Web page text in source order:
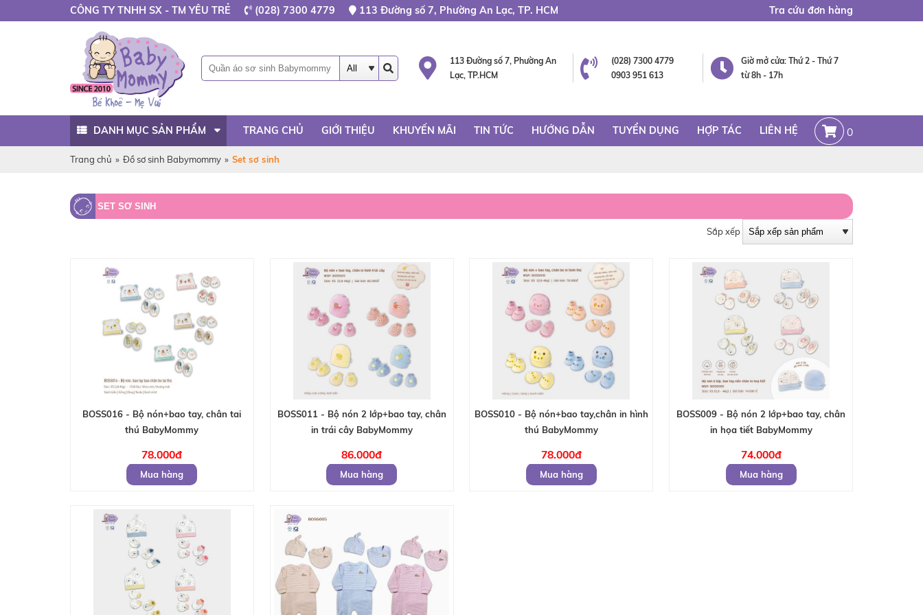
CÔNG TY TNHH SX - TM YÊU TRẺ (028) 7300 4779 113 Đường số 7, Phường An Lạc, TP. HCM Tra cứu đơn hàng
113 Đường số 7, Phường An
Lạc, TP.HCM
(028) 7300 4779
0903 951 613
Giờ mở cửa: Thứ 2 - Thứ 7
từ 8h - 17h
DANH MỤC SẢN PHẨM TRANG CHỦ GIỚI THIỆU KHUYẾN MÃI TIN TỨC HƯỚNG DẪN TUYỂN DỤNG HỢP TÁC LIÊN HỆ 0
Trang chủ » Đồ sơ sinh Babymommy » Set sơ sinh
SET SƠ SINH
Sắp xếp
BOSS016 - Bộ nón+bao tay, chân tai
thú BabyMommy
78.000đ
Mua hàng
BOSS011 - Bộ nón 2 lớp+bao tay, chân
in trái cây BabyMommy
86.000đ
Mua hàng
BOSS010 - Bộ nón+bao tay,chân in hình
thú BabyMommy
78.000đ
Mua hàng
BOSS009 - Bộ nón 2 lớp+bao tay, chân
in họa tiết BabyMommy
74.000đ
Mua hàng